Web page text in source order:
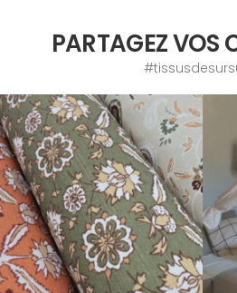
PARTAGEZ VOS